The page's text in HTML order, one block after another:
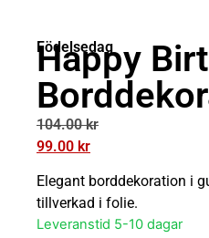
Födelsedag
Happy
104.00kr
99.00 kr
Elegant borddekoration i
tillverkad i folie.
Leveranstid 5-10 dagar